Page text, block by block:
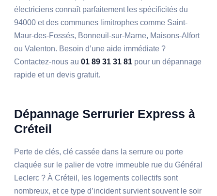
électriciens connaît parfaitement les spécificités du
94000 et des communes limitrophes comme Saint-
Maur-des-Fossés, Bonneuil-sur-Marne, Maisons-Alfort
ou Valenton. Besoin d’une aide immédiate ?
Contactez-nous au01 89 31 31 81 pour un dépannage
rapide et un devis gratuit.
Dépannage Serrurier Express à
Créteil
Perte de clés, clé cassée dans la serrure ou porte
claquée sur le palier de votre immeuble rue du Général
Leclerc ? À Créteil, les logements collectifs sont
nombreux, et ce type d’incident survient souvent le soir